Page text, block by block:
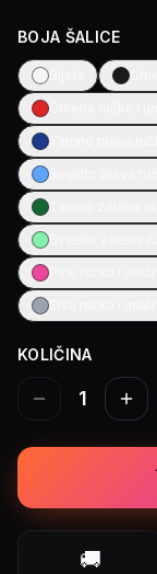
BOJA ŠALICE
KOLIČINA
1
🚚